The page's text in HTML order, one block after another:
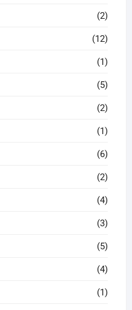
(2)
(12)
(1)
(5)
(2)
(1)
(6)
(2)
(4)
(3)
(5)
(4)
(1)